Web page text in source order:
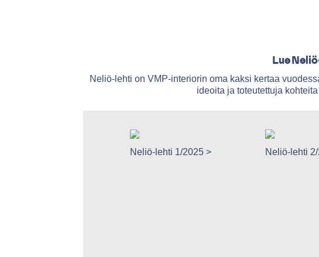
Lue
Neliö-lehti on VMP-interiorin oma kaksi kertaa
ideoita ja toteutettuja
Neliö-lehti 1/2025 > Neliö-lehti